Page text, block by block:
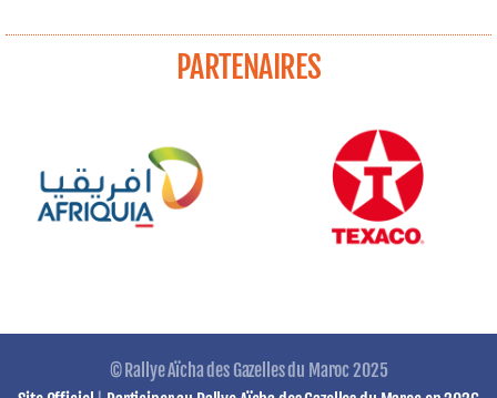
PARTENAIRES
© Rallye Aïcha des Gazelles du Maroc 2025